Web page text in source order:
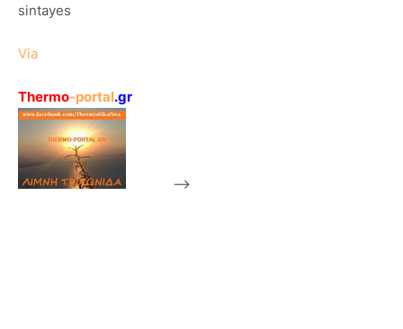
sintayes
Via
Thermo-portal.gr
-->